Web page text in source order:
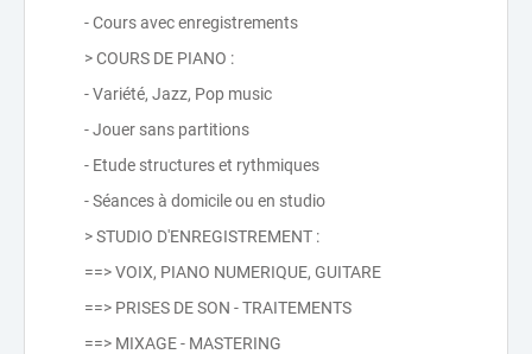
- Cours avec enregistrements
> COURS DE PIANO :
- Variété, Jazz, Pop music
- Jouer sans partitions
- Etude structures et rythmiques
- Séances à domicile ou en studio
> STUDIO D'ENREGISTREMENT :
==> VOIX, PIANO NUMERIQUE, GUITARE
==> PRISES DE SON - TRAITEMENTS
==> MIXAGE - MASTERING